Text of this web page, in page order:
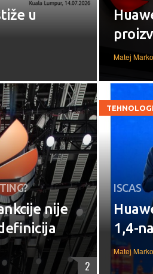
u
Matej
nije
2
ISCAS
1,4-
Matej